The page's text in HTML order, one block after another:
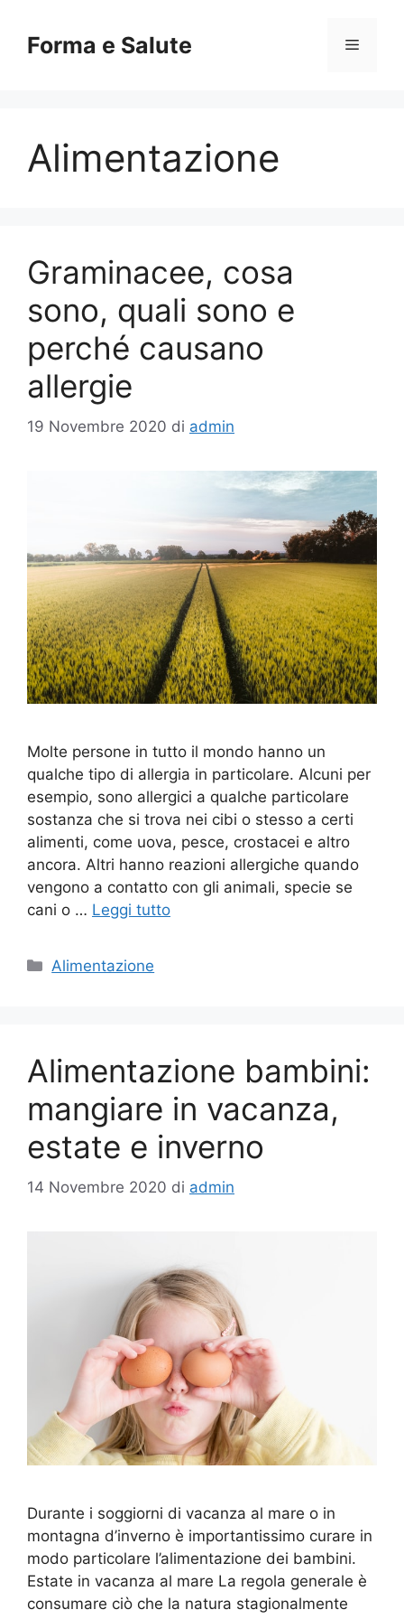
contenuto
Forma e Salute Menu
Alimentazione
Graminacee, cosa
sono, quali sono e
perché causano
allergie
19 Novembre 2020 di admin
Molte persone in tutto il mondo hanno un
qualche tipo di allergia in particolare. Alcuni per
esempio, sono allergici a qualche particolare
sostanza che si trova nei cibi o stesso a certi
alimenti, come uova, pesce, crostacei e altro
ancora. Altri hanno reazioni allergiche quando
vengono a contatto con gli animali, specie se
cani o … Leggi tutto
Categorie
Alimentazione
Alimentazione bambini:
mangiare in vacanza,
estate e inverno
14 Novembre 2020 di admin
Durante i soggiorni di vacanza al mare o in
montagna d’inverno è importantissimo curare in
modo particolare l’alimentazione dei bambini.
Estate in vacanza al mare La regola generale è
consumare ciò che la natura stagionalmente